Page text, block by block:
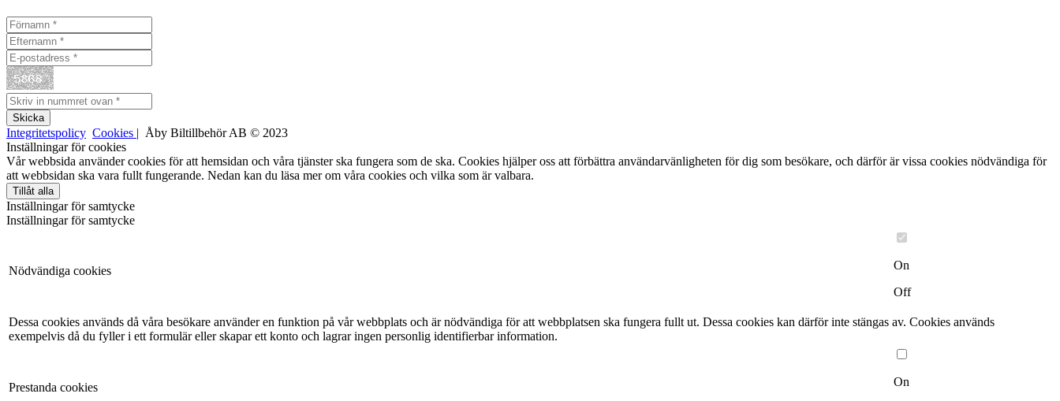
Integritetspolicy Cookies | Åby Biltillbehör AB © 2023
Inställningar för cookies
Vår webbsida använder cookies för att hemsidan och våra tjänster ska fungera som de ska. Cookies hjälper oss att förbättra användarvänligheten för dig som besökare, och därför är vissa cookies nödvändiga för
att webbsidan ska vara fullt fungerande. Nedan kan du läsa mer om våra cookies och vilka som är valbara.
Tillåt alla
Inställningar för samtycke
Inställningar för samtycke
Nödvändiga cookies
On
Off
Dessa cookies används då våra besökare använder en funktion på vår webbplats och är nödvändiga för att webbplatsen ska fungera fullt ut. Dessa cookies kan därför inte stängas av. Cookies används
exempelvis då du fyller i ett formulär eller skapar ett konto och lagrar ingen personlig identifierbar information.
Prestanda cookies
On